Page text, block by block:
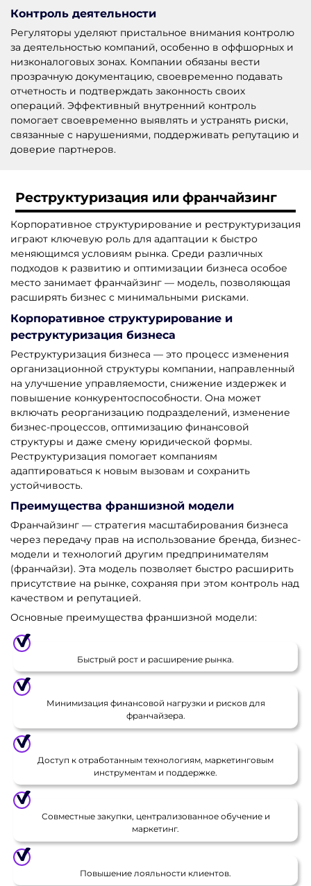
Контроль деятельности
Регуляторы уделяют пристальное внимания контролю
за деятельностью компаний, особенно в оффшорных и
низконалоговых зонах. Компании обязаны вести
прозрачную документацию, своевременно подавать
отчетность и подтверждать законность своих
операций. Эффективный внутренний контроль
помогает своевременно выявлять и устранять риски,
связанные с нарушениями, поддерживать репутацию и
доверие партнеров.
Реструктуризация или франчайзинг
Корпоративное структурирование и реструктуризация
играют ключевую роль для адаптации к быстро
меняющимся условиям рынка. Среди различных
подходов к развитию и оптимизации бизнеса особое
место занимает франчайзинг — модель, позволяющая
расширять бизнес с минимальными рисками.
Корпоративное структурирование и
реструктуризация бизнеса
Реструктуризация бизнеса — это процесс изменения
организационной структуры компании, направленный
на улучшение управляемости, снижение издержек и
повышение конкурентоспособности. Она может
включать реорганизацию подразделений, изменение
бизнес-процессов, оптимизацию финансовой
структуры и даже смену юридической формы.
Реструктуризация помогает компаниям
адаптироваться к новым вызовам и сохранить
устойчивость.
Преимущества франшизной модели
Франчайзинг — стратегия масштабирования бизнеса
через передачу прав на использование бренда, бизнес-
модели и технологий другим предпринимателям
(франчайзи). Эта модель позволяет быстро расширить
присутствие на рынке, сохраняя при этом контроль над
качеством и репутацией.
Основные преимущества франшизной модели:
Быстрый рост и расширение рынка.
Минимизация финансовой нагрузки и рисков для
франчайзера.
Доступ к отработанным технологиям, маркетинговым
инструментам и поддержке.
Совместные закупки, централизованное обучение и
маркетинг.
Повышение лояльности клиентов.